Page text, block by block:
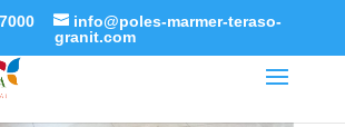
info@poles-marmer-teraso-
granit.com